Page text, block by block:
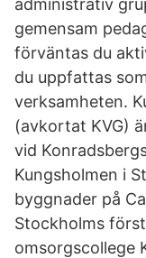
administrativ
gemensam
förväntas du
du uppfattas
verksamheten.
(avkortat KVG)
vid
Kungsholmen i
byggnader på
Stockholms
omsorgscollege